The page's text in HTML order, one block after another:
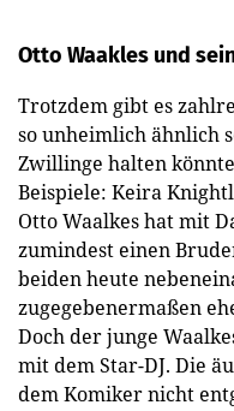
Otto Waakles und
Trotzdem gibt es
so unheimlich ähnlich
Zwillinge halten
Beispiele: Keira
Otto Waalkes hat mit
zumindest einen
beiden heute
zugegebenermaßen
Doch der junge
mit dem Star-DJ. Die
dem Komiker nicht